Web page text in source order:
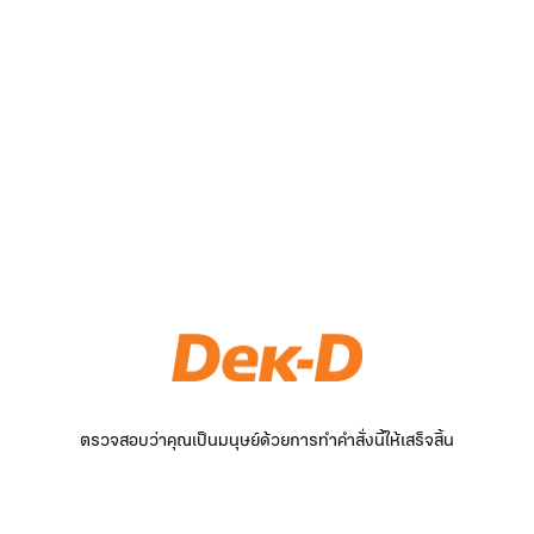
ตรวจสอบว่าคุณเป็นมนุษย์ด้วยการทำคำสั่งนี้ให้เสร็จสิ้น